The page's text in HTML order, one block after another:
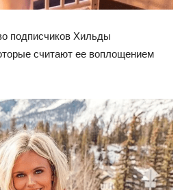
подписчиков Хильды
считают ее воплощением